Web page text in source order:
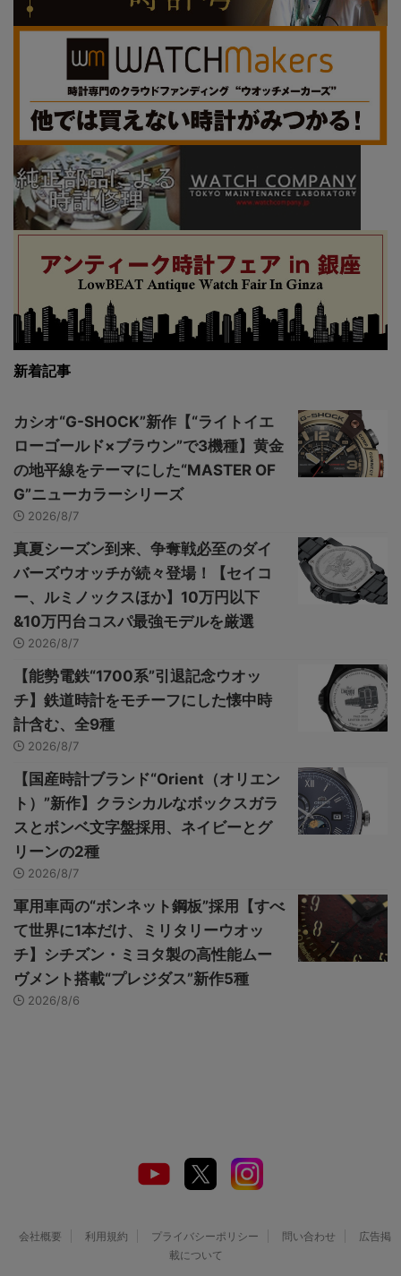
新着記事
カシオ“G-SHOCK”新作【“ライトイエ
ローゴールド×ブラウン”で3機種】黄金
の地平線をテーマにした“MASTER OF
G”ニューカラーシリーズ
2026/8/7
真夏シーズン到来、争奪戦必至のダイ
バーズウオッチが続々登場！【セイコ
ー、ルミノックスほか】10万円以下
&10万円台コスパ最強モデルを厳選
2026/8/7
【能勢電鉄“1700系”引退記念ウオッ
チ】鉄道時計をモチーフにした懐中時
計含む、全9種
2026/8/7
【国産時計ブランド“Orient（オリエン
ト）”新作】クラシカルなボックスガラ
スとボンベ文字盤採用、ネイビーとグ
リーンの2種
2026/8/7
軍用車両の“ボンネット鋼板”採用【すべ
て世界に1本だけ、ミリタリーウオッ
チ】シチズン・ミヨタ製の高性能ムー
ヴメント搭載“プレジダス”新作5種
2026/8/6
会社概要 利用規約 プライバシーポリシー 問い合わせ
広告掲
載について